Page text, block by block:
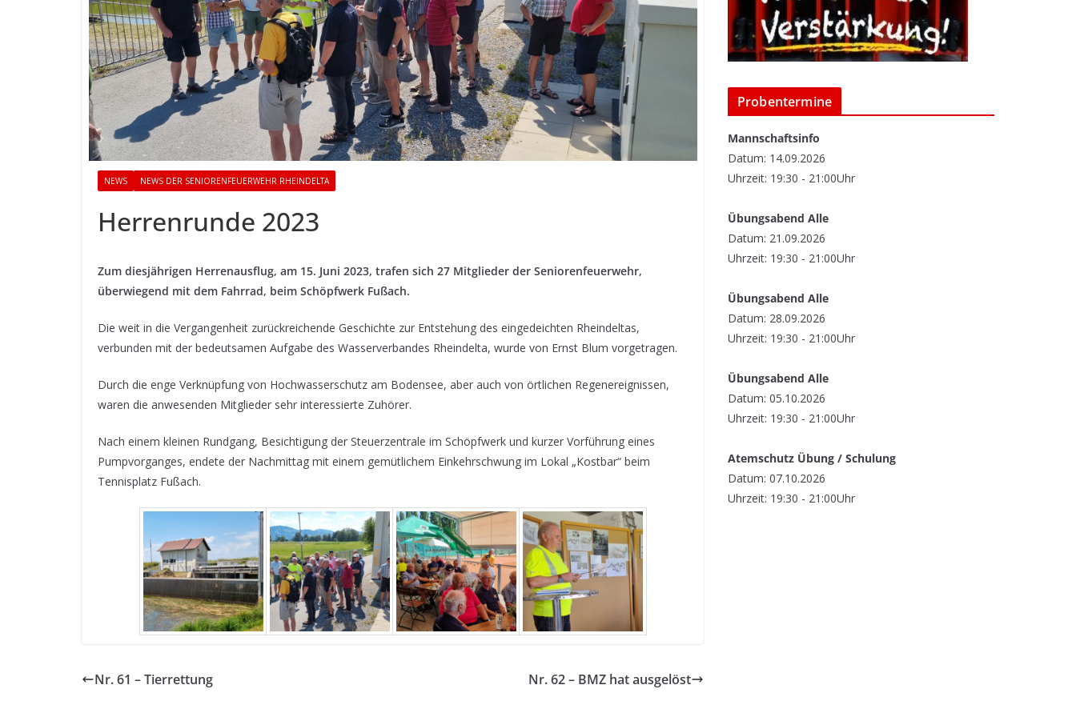
NEWS NEWS DER SENIORENFEUERWEHR RHEINDELTA
Herrenrunde 2023
Zum diesjährigen Herrenausflug, am 15. Juni 2023, trafen sich 27 Mitglieder der Seniorenfeuerwehr,
überwiegend mit dem Fahrrad, beim Schöpfwerk Fußach.
Die weit in die Vergangenheit zurückreichende Geschichte zur Entstehung des eingedeichten Rheindeltas,
verbunden mit der bedeutsamen Aufgabe des Wasserverbandes Rheindelta, wurde von Ernst Blum vorgetragen.
Durch die enge Verknüpfung von Hochwasserschutz am Bodensee, aber auch von örtlichen Regenereignissen,
waren die anwesenden Mitglieder sehr interessierte Zuhörer.
Nach einem kleinen Rundgang, Besichtigung der Steuerzentrale im Schöpfwerk und kurzer Vorführung eines
Pumpvorganges, endete der Nachmittag mit einem gemütlichem Einkehrschwung im Lokal „Kostbar“ beim
Tennisplatz Fußach.
Nr. 61 – Tierrettung Nr. 62 – BMZ hat ausgelöst
Probentermine
Mannschaftsinfo
Datum: 14.09.2026
Uhrzeit: 19:30 - 21:00Uhr
Übungsabend Alle
Datum: 21.09.2026
Uhrzeit: 19:30 - 21:00Uhr
Übungsabend Alle
Datum: 28.09.2026
Uhrzeit: 19:30 - 21:00Uhr
Übungsabend Alle
Datum: 05.10.2026
Uhrzeit: 19:30 - 21:00Uhr
Atemschutz Übung / Schulung
Datum: 07.10.2026
Uhrzeit: 19:30 - 21:00Uhr